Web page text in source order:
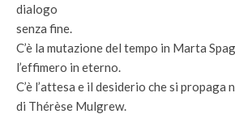
dialogo
senza fine.
C’è la mutazione del tempo in Marta
l’effimero in eterno.
C’è l’attesa e il desiderio che si
di Thérèse Mulgrew.